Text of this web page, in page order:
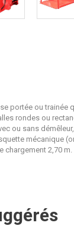
portée ou trainée
rondes ou
ou sans
mécanique
chargement 2,70 m.